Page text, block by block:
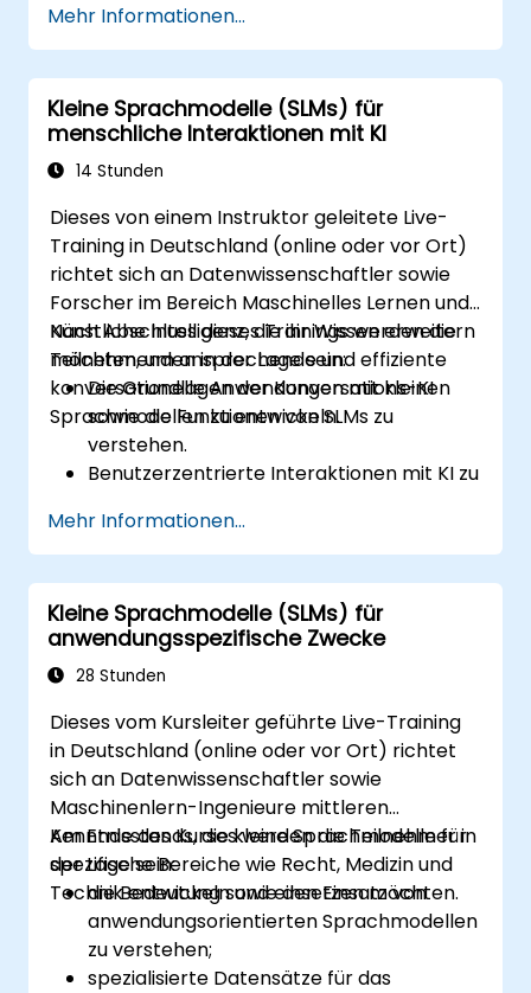
sowie Energieverbrauch von KI-Modellen
zu reduzieren.
Energieeffiziente Hardware- und
Software-Frameworks für die
Implementierung von KI nutzen zu
können.
Entwicklung von KI umzusetzen.
Für nachhaltige Praktiken in der KI-
Branche einzutreten und dazu
beizutragen.
Mehr Informationen...
Kleine Sprachmodelle (SLMs) für
menschliche Interaktionen mit KI
14 Stunden
Dieses von einem Instruktor geleitete Live-
Training in Deutschland (online oder vor Ort)
richtet sich an Datenwissenschaftler sowie
Forscher im Bereich Maschinelles Lernen und
Künstliche Intelligenz, die ihr Wissen erweitern
möchten, um ansprechende und effiziente
konversationelle Anwendungen mit kleinen
Sprachmodellen zu entwickeln.
Nach Abschluss dieses Trainings werden die
Teilnehmenden in der Lage sein:
Die Grundlagen der Konversations-KI
sowie die Funktionen von SLMs zu
verstehen.
Benutzerzentrierte Interaktionen mit KI zu
Kleine Sprachmodelle für interaktive
Anwendungen zu entwickeln und zu
trainieren.
Die Wirksamkeit der Kommunikation
zwischen Menschen und KI mithilfe
geeigneter Kennzahlen zu bewerten und
Skalierbare sowie ethisch vertretbare
konversationelle Schnittstellen in realen
Szenarien einzusetzen.
Mehr Informationen...
Kleine Sprachmodelle (SLMs) für
anwendungsspezifische Zwecke
28 Stunden
Dieses vom Kursleiter geführte Live-Training
in Deutschland (online oder vor Ort) richtet
sich an Datenwissenschaftler sowie
Maschinenlern-Ingenieure mittleren
Kenntnisstands, die kleine Sprachmodelle für
spezifische Bereiche wie Recht, Medizin und
Technik entwickeln und einsetzen möchten.
Am Ende des Kurses werden die Teilnehmer in
der Lage sein:
die Bedeutung sowie den Einsatz von
anwendungsorientierten Sprachmodellen
zu verstehen;
spezialisierte Datensätze für das